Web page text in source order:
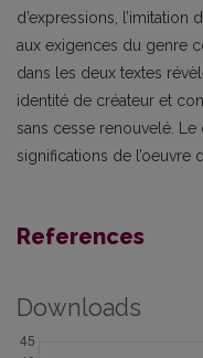
d’expressions,
aux exigences du genre
dans les deux textes
identité de créateur et
sans cesse renouvelé.
significations de l’oeuvre
References
Downloads